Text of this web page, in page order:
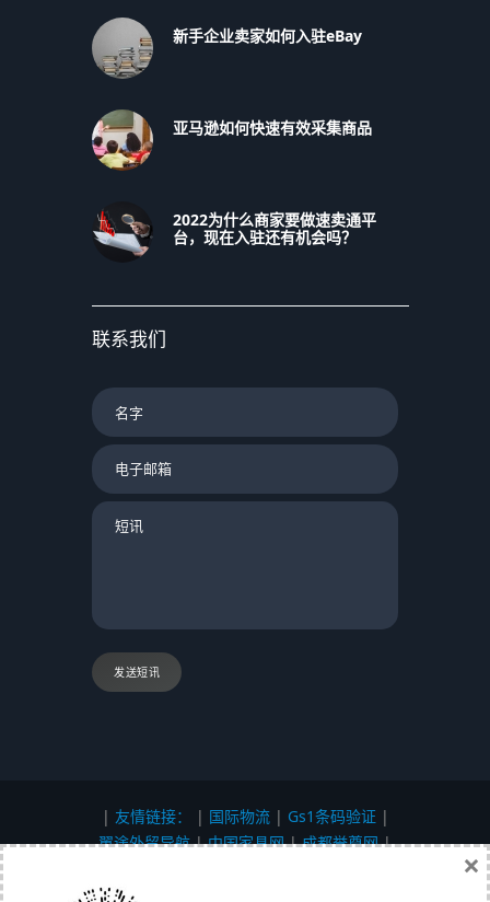
新手企业卖家如何入驻eBay
亚马逊如何快速有效采集商品
2022为什么商家要做速卖通平
台，现在入驻还有机会吗？
联系我们
发送短讯
| 友情链接： | 国际物流| Gs1条码验证|
翼途外贸导航|中国家具网|成都誉尊网|
×